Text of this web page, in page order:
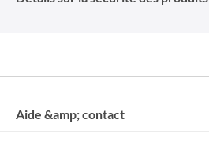
Aide &amp; contact